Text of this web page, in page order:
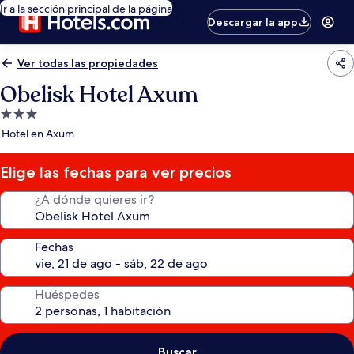
Ir a la sección principal de la página
Descargar la app
Ver todas las propiedades
Obelisk Hotel Axum
Propiedad
de
estrellas
Hotel en Axum
Elige las fechas para ver precios
¿A dónde quieres ir?
Fechas
Huéspedes